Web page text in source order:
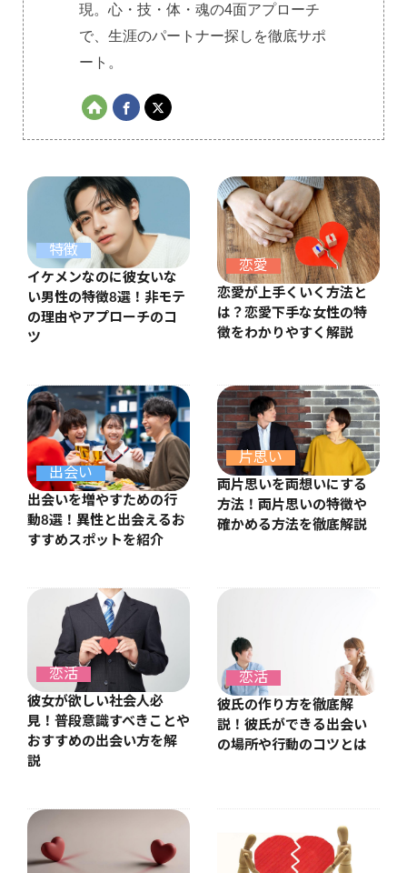
現。心・技・体・魂の4面アプローチ
で、生涯のパートナー探しを徹底サポ
ート。
特徴
イケメンなのに彼女いな
い男性の特徴8選！非モテ
の理由やアプローチのコ
ツ
恋愛
恋愛が上手くいく方法と
は？恋愛下手な女性の特
徴をわかりやすく解説
出会い
出会いを増やすための行
動8選！異性と出会えるお
すすめスポットを紹介
片思い
両片思いを両想いにする
方法！両片思いの特徴や
確かめる方法を徹底解説
恋活
彼女が欲しい社会人必
見！普段意識すべきことや
おすすめの出会い方を解
説
恋活
彼氏の作り方を徹底解
説！彼氏ができる出会い
の場所や行動のコツとは